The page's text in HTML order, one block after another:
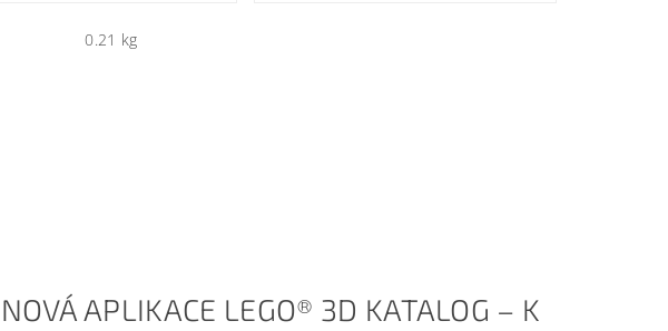
0.21 kg
NOVÁ APLIKACE LEGO® 3D KATALOG – K